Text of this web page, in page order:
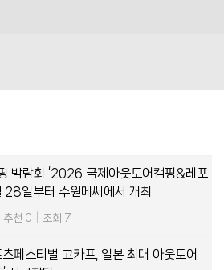
박람회 ‘2026 국제아웃도어캠핑&레포
28일부터 수원메쎄에서 개최
추천 0 조회 7
페스티벌 고카프, 일본 최대 아웃도어